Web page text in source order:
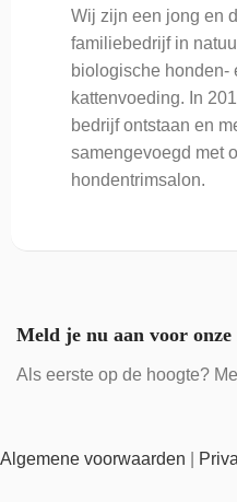
Wij zijn een jong en
familiebedrijf in
biologische honden-
kattenvoeding. In
bedrijf ontstaan en
samengevoegd met
hondentrimsalon.
Meld je nu aan voor
Als eerste op de hoogte?
Algemene voorwaarden